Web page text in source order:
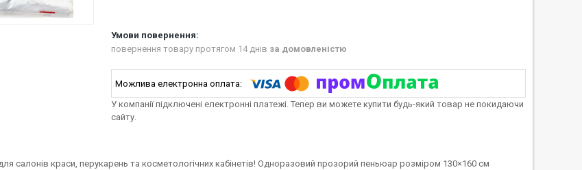
повернення товару протягом 14 днів за домовленістю
У компанії підключені електронні платежі. Тепер ви можете купити будь-який товар не покидаючи
сайту.
салонів краси, перукарень та косметологічних кабінетів! Одноразовий прозорий пеньюар розміром 130×160 см